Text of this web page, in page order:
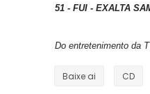
51 - FUI - EXALTA
Do entretenimento da
Baixe ai CD